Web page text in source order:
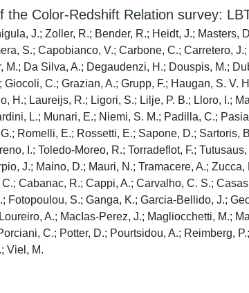
Color-Redshift Relation survey:
J.; Zoller, R.; Bender, R.; Heidt, J.; Masters,
S.; Capobianco, V.; Carbone, C.; Carretero,
Da Silva, A.; Degaudenzi, H.; Douspis, M.;
C.; Grazian, A.; Grupp, F.; Haugan, S. V.
H.; Laureijs, R.; Ligori, S.; Lilje, P. B.; Lloro, I.;
L.; Munari, E.; Niemi, S. M.; Padilla, C.;
Romelli, E.; Rossetti, E.; Sapone, D.; Sartoris,
I.; Toledo-Moreo, R.; Torradeflot, F.;
J.; Maino, D.; Mauri, N.; Tramacere, A.;
Cabanac, R.; Cappi, A.; Carvalho, C. S.;
Fotopoulou, S.; Ganga, K.; Garcia-Bellido, J.;
A.; MacIas-Perez, J.; Magliocchetti, M.;
C.; Potter, D.; Pourtsidou, A.; Reimberg,
Viel, M.